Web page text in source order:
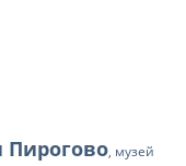
Пирогово, музей